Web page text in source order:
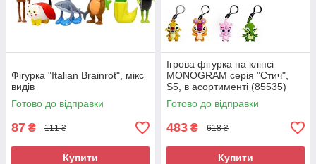
Фігурка "Italian Brainrot", мікс
видів
Готово до відправки
87 ₴ 111 ₴
Купити
Ігрова фігурка на кліпсі
MONOGRAM серія "Стич",
S5, в асортименті (85535)
Готово до відправки
483 ₴ 618 ₴
Купити